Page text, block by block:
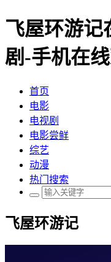
飞屋环游记
剧-手机在
首页
电影
电视剧
电影尝鲜
综艺
动漫
热门搜索
飞屋环游记